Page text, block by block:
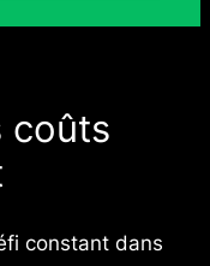
coûts
constant dans